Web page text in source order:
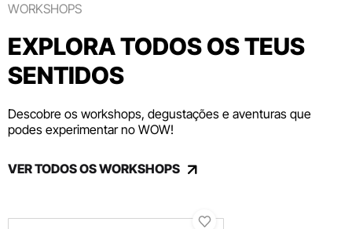
WORKSHOPS
EXPLORA TODOS OS TEUS
SENTIDOS
Descobre os workshops, degustações e aventuras que
podes experimentar no WOW!
VER TODOS OS WORKSHOPS